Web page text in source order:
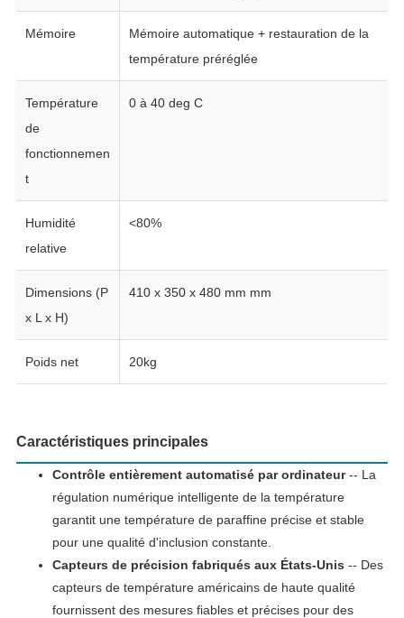
Mémoire
Mémoire automatique + restauration de la
température préréglée
Température
de
fonctionnemen
t
0 à 40 deg C
Humidité
relative
<80%
Dimensions (P
x L x H)
410 x 350 x 480 mm mm
Poids net 20kg
Caractéristiques principales
Contrôle entièrement automatisé par ordinateur-- La
régulation numérique intelligente de la température
garantit une température de paraffine précise et stable
pour une qualité d'inclusion constante.
Capteurs de précision fabriqués aux États-Unis -- Des
capteurs de température américains de haute qualité
fournissent des mesures fiables et précises pour des